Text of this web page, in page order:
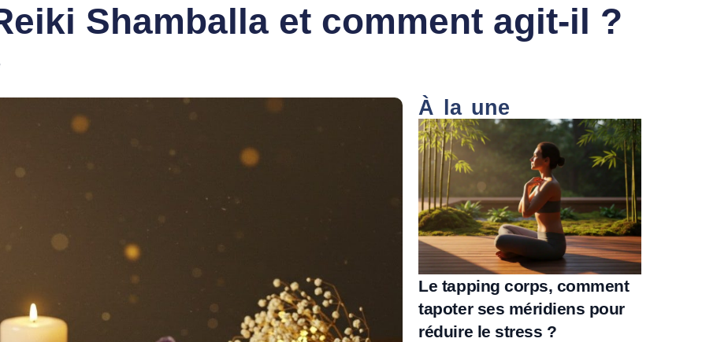
Shamballa et comment agit-il ?
À la une
Le tapping corps, comment
tapoter ses méridiens pour
réduire le stress ?